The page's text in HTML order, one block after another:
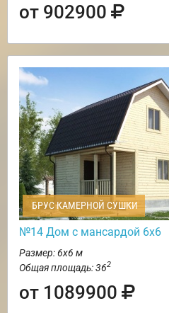
от 902900
БРУС КАМЕРНОЙ СУШКИ
№14 Дом с мансардой 6х6
Размер: 6х6 м
Общая площадь: 362
от 1089900